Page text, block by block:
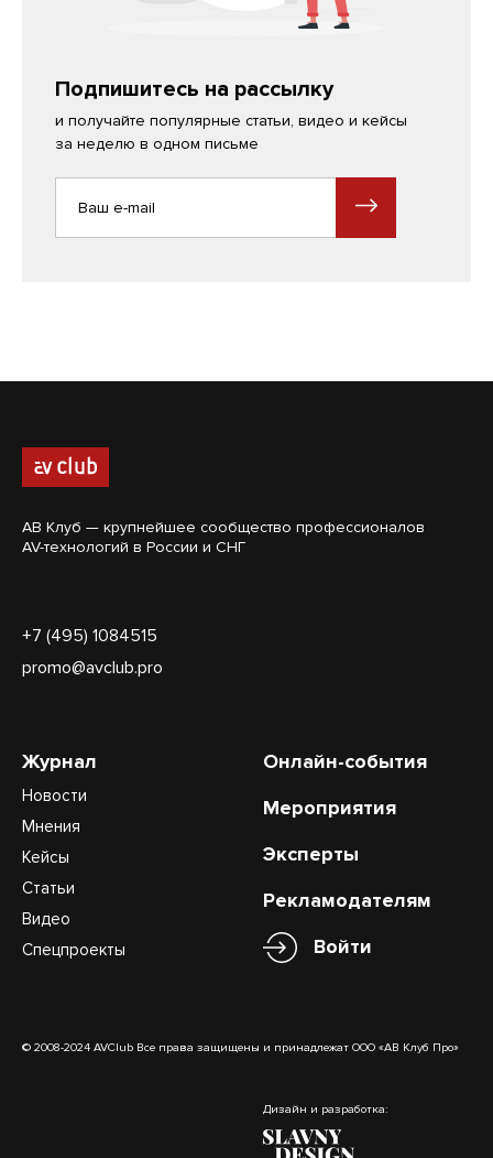
Подпишитесь на рассылку
и получайте популярные статьи, видео и кейсы
за неделю в одном письме
АВ Клуб — крупнейшее сообщество профессионалов
AV-технологий в России и СНГ
+7 (495) 1084515
promo@avclub.pro
Журнал
Новости
Мнения
Кейсы
Статьи
Видео
Спецпроекты
Онлайн-события
Мероприятия
Эксперты
Рекламодателям
Войти
© 2008-2024 AVClub Все права защищены и принадлежат ООО «АВ Клуб Про»
Дизайн и разработка: